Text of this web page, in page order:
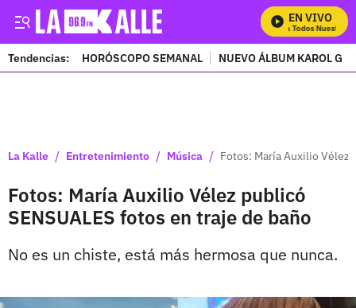
EN VIVO
Mira Todos Nuestros
Tendencias: HORÓSCOPO SEMANAL NUEVO ÁLBUM KAROL G
La Kalle / Entretenimiento / Música / Fotos: María Auxilio Vélez
Fotos: María Auxilio Vélez publicó
SENSUALES fotos en traje de baño
No es un chiste, está más hermosa que nunca.